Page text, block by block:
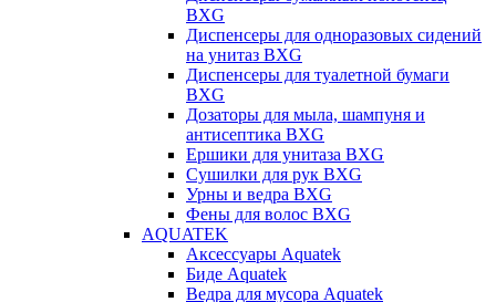
BXG
Диспенсеры для одноразовых сидений
на унитаз BXG
Диспенсеры для туалетной бумаги
BXG
Дозаторы для мыла, шампуня и
антисептика BXG
Ершики для унитаза BXG
Сушилки для рук BXG
Урны и ведра BXG
Фены для волос BXG
AQUATEK
Аксессуары Aquatek
Биде Aquatek
Ведра для мусора Aquatek